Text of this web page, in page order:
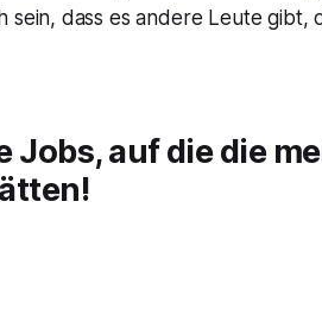
dass es andere Leute gibt,
Jobs, auf die die